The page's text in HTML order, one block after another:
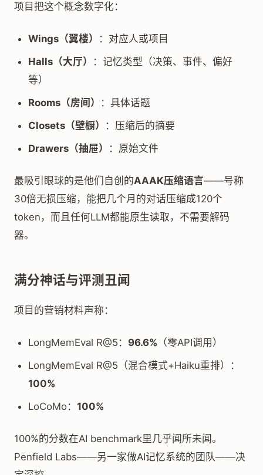
项目把这个概念数字化：
Wings（翼楼）
：对应人或项目
Halls（大厅）
：记忆类型（决策、事件、偏好
等）
Rooms（房间）
：具体话题
Closets（壁橱）
：压缩后的摘要
Drawers（抽屉）
：原始文件
最吸引眼球的是他们自创的AAAK压缩语言——号称
30倍无损压缩，能把几个月的对话压缩成120个
token，而且任何LLM都能原生读取，不需要解码
器。
满分神话与评测丑闻
项目的营销材料声称：
LongMemEval R@5： 96.6% （零API调用）
LongMemEval R@5（混合模式+Haiku重排）：
100%
LoCoMo： 100%
100%的分数在AI benchmark里几乎闻所未闻。
Penfield Labs——另一家做AI记忆系统的团队——决